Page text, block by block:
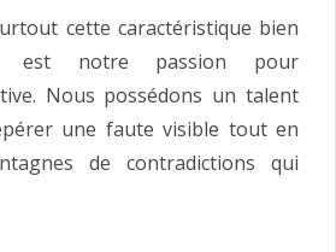
cette caractéristique bien
est notre passion pour
Nous possédons un talent
une faute visible tout en
de contradictions qui